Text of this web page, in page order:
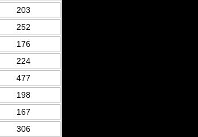
203
252
176
224
477
198
167
306